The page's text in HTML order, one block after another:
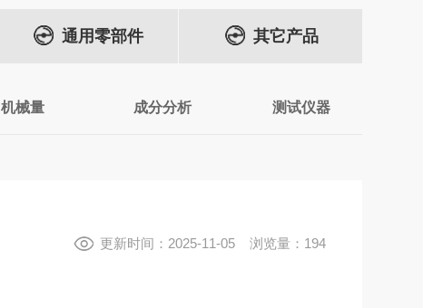
通用零部件 其它产品
机械量 成分分析 测试仪器
更新时间：2025-11-05 浏览量：194